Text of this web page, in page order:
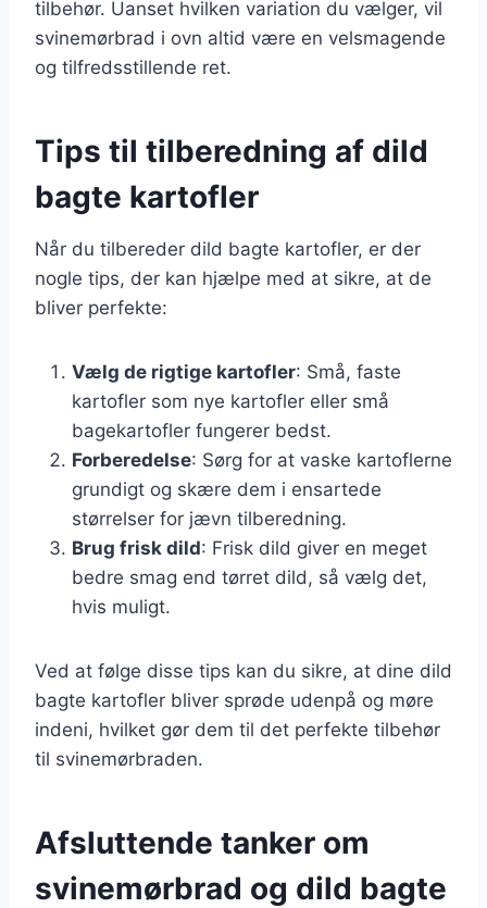
tilbehør. Uanset hvilken variation du vælger, vil
svinemørbrad i ovn altid være en velsmagende
og tilfredsstillende ret.
Tips til tilberedning af dild
bagte kartofler
Når du tilbereder dild bagte kartofler, er der
nogle tips, der kan hjælpe med at sikre, at de
bliver perfekte:
Vælg de rigtige kartofler: Små, faste
kartofler som nye kartofler eller små
bagekartofler fungerer bedst.
Forberedelse: Sørg for at vaske kartoflerne
grundigt og skære dem i ensartede
størrelser for jævn tilberedning.
Brug frisk dild: Frisk dild giver en meget
bedre smag end tørret dild, så vælg det,
hvis muligt.
Ved at følge disse tips kan du sikre, at dine dild
bagte kartofler bliver sprøde udenpå og møre
indeni, hvilket gør dem til det perfekte tilbehør
til svinemørbraden.
Afsluttende tanker om
svinemørbrad og dild bagte